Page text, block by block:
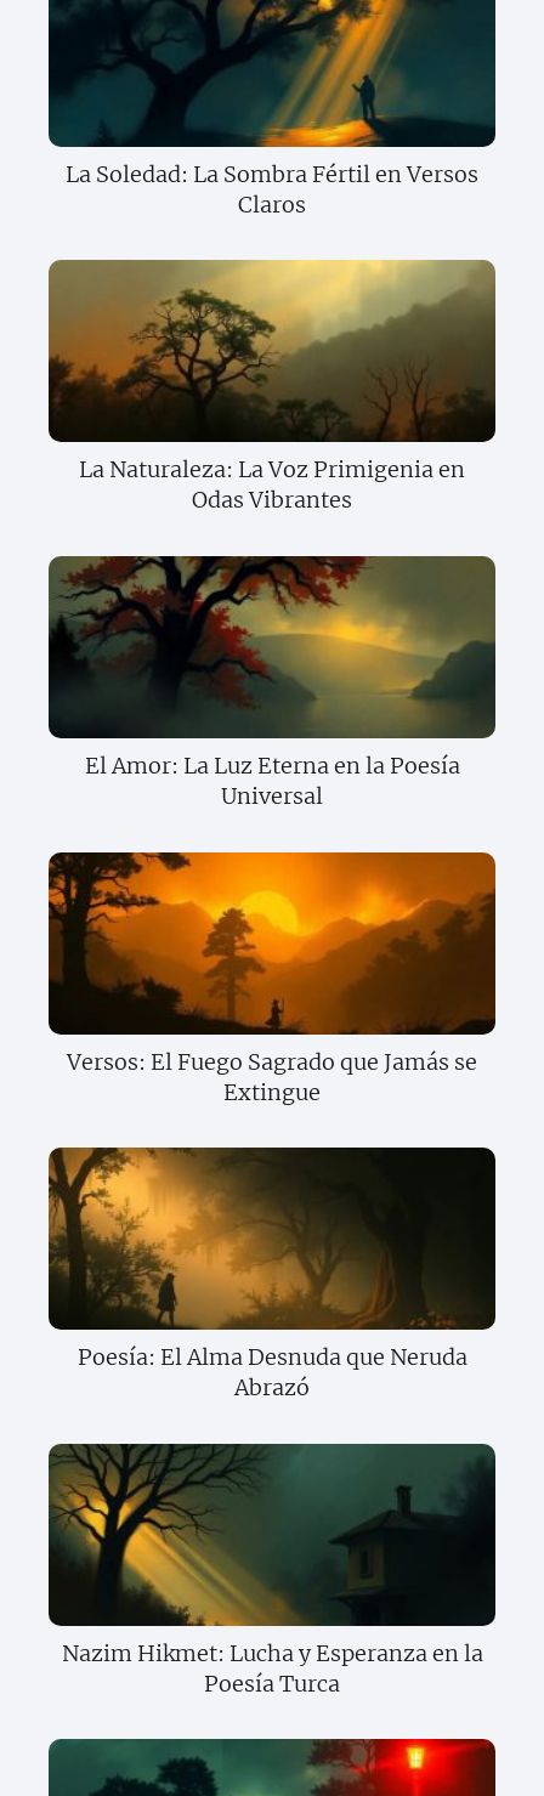
La Soledad: La Sombra Fértil en Versos
Claros
La Naturaleza: La Voz Primigenia en
Odas Vibrantes
El Amor: La Luz Eterna en la Poesía
Universal
Versos: El Fuego Sagrado que Jamás se
Extingue
Poesía: El Alma Desnuda que Neruda
Abrazó
Nazim Hikmet: Lucha y Esperanza en la
Poesía Turca